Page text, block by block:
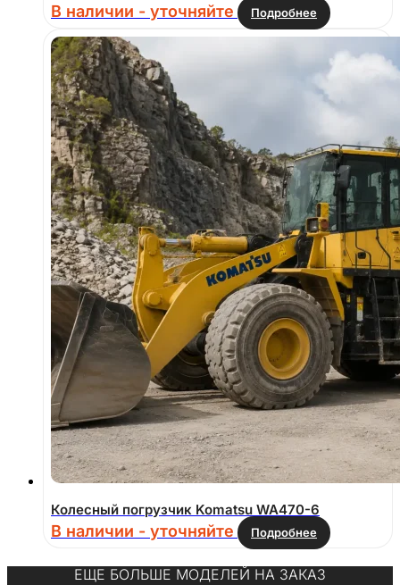
В наличии - уточняйте Подробнее
Колесный погрузчик Komatsu WA470-6
В наличии - уточняйте Подробнее
ЕЩЕ БОЛЬШЕ МОДЕЛЕЙ НА ЗАКАЗ